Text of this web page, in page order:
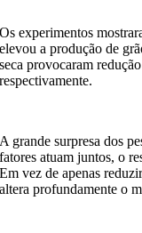
Os experimentos
elevou a produção de
seca provocaram
respectivamente.
A grande surpresa dos
fatores atuam juntos, o
Em vez de apenas
altera profundamente o